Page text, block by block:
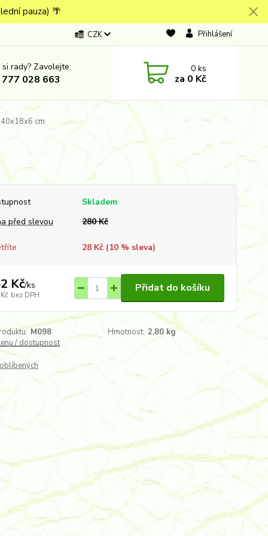
pauza) 🌴
CZK Přihlášení
rady? Zavolejte.
028 663
0ks
za 0 Kč
cm
Skladem
před slevou
280 Kč
28 Kč (10% sleva)
Kč/ks
bez DPH
Přidat do košíku
M098 Hmotnost: 2,80 kg
/ dostupnost